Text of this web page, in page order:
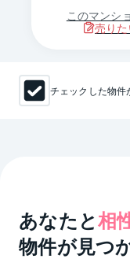
このマンシ
売り
チェックした物件
あなたと相
物件が見つ